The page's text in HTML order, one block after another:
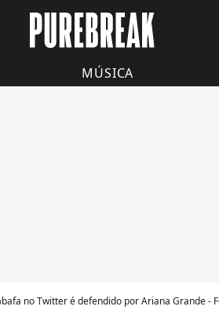
MÚSICA
no Twitter é defendido por Ariana Grande -